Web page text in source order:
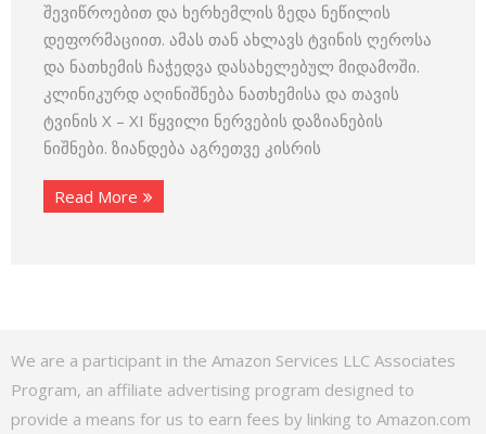
შევიწროებით და ხერხემლის ზედა ნეწილის
დეფორმაციით. ამას თან ახლავს ტვინის ღეროსა
და ნათხემის ჩაჭედვა დასახელებულ მიდამოში.
კლინიკურდ აღინიშნება ნათხემისა და თავის
ტვინის X – XI წყვილი ნერვების დაზიანების
ნიშნები. ზიანდება აგრეთვე კისრის
Read More
We are a participant in the Amazon Services LLC Associates
Program, an affiliate advertising program designed to
provide a means for us to earn fees by linking to Amazon.com